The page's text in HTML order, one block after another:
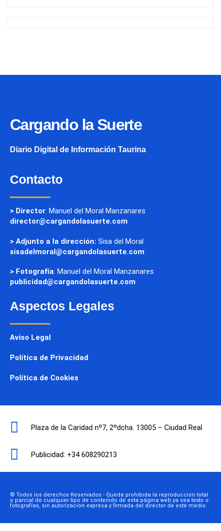
Cargando la Suerte
Diario Digital de Información Taurina
Contacto
> Director: Manuel del Moral Manzanares
director@cargandolasuerte.com
> Adjunto a la dirección: Sisa del Moral
sisadelmoral@cargandolasuerte.com
> Fotografía: Manuel del Moral Manzanares
publicidad@cargandolasuerte.com
Aspectos Legales
Aviso Legal
Política de Privacidad
Política de Cookies
Plaza de la Caridad nº7, 2ºdcha. 13005 – Ciudad Real
Publicidad: +34 608290213
© Todos los derechos Reservados - Queda prohibida la reproducción total
o parcial de cualquier tipo de contenido de esta página web ya sea texto o
fotografías, sin autorización expresa y firmada del director de este medio.